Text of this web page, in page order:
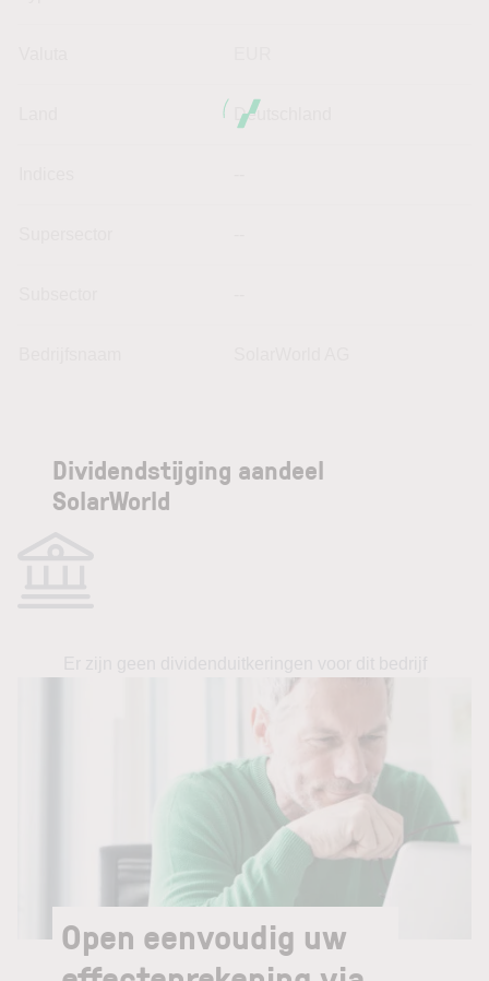
Deutschland
Dividendstijging aandeel
SolarWorld
Open eenvoudig uw